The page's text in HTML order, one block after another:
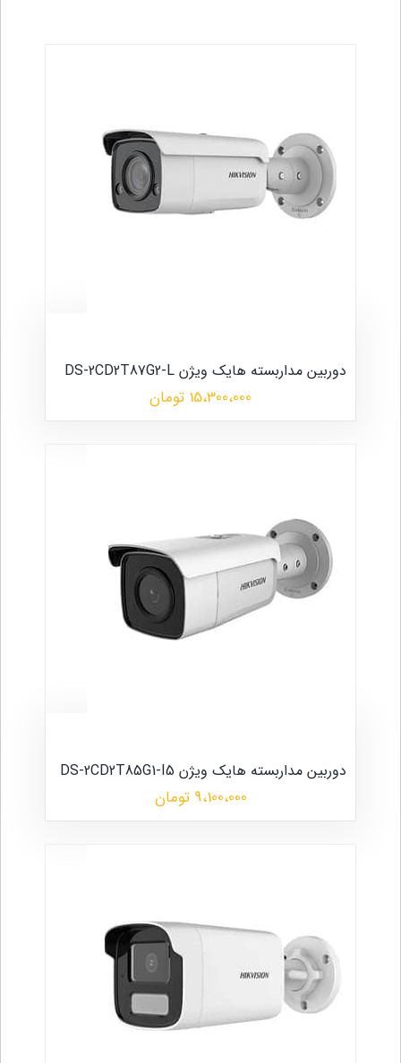
دوربین مداربسته هایک ویژن DS-2CD2T87G2-L
15،300،000 تومان
دوربین مداربسته هایک ویژن DS-2CD2T85G1-I5
9،100،000 تومان